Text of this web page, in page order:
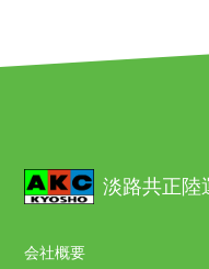
淡路共正陸
会社概要